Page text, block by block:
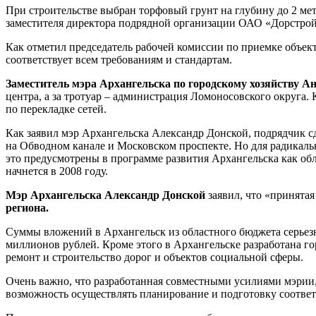
При строительстве выбран торфовый грунт на глубину до 2
заместителя директора подрядной организации ОАО
Как отметил председатель рабочей комиссии по приемке
соответствует всем требованиям и стандартам.
Заместитель мэра Архангельска по городскому хозяйству
центра, а за тротуар – администрация Ломоносовского
по перекладке сетей.
Как заявил мэр Архангельска Александр Донской, подрядчик
на Обводном канале и Московском проспекте. Но для
это предусмотрены в программе развития Архангельска как
начнется в 2008 году.
Мэр Архангельска Александр Донской заявил, что
региона.
Суммы вложений в Архангельск из областного бюджета
миллионов рублей. Кроме этого в Архангельске разработана
ремонт и строительство дорог и объектов социальной сферы.
Очень важно, что разработанная совместными усилиями
возможность осуществлять планирование и подготовку